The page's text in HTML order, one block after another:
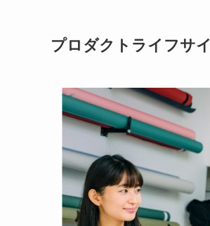
プロダクトライフサ